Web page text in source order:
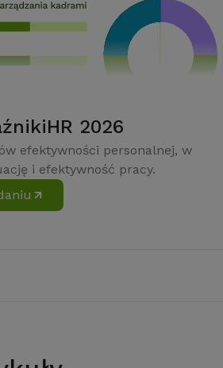
2026
efektywności personalnej, w
i efektywność pracy.